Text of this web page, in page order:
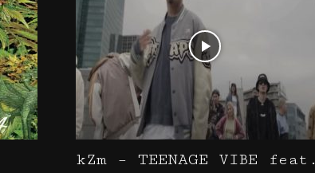
kZm – TEENAGE VIBE feat.